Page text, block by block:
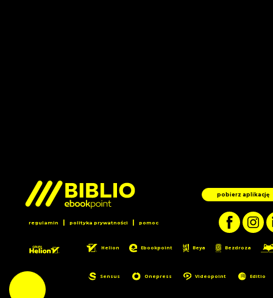
pobierz aplikację
regulamin | polityka prywatności | pomoc
Helion Ebookpoint Beya Bezdroza
Sensus Onepress Videopoint Editio